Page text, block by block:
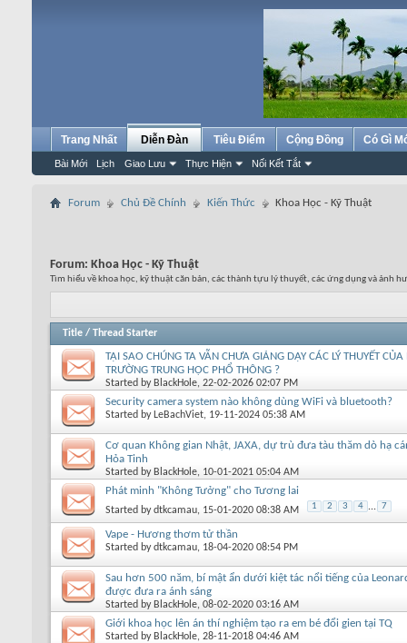
Trang Nhất Diễn Đàn
Bài Mới Lịch Giao Lưu Thực Hiện Nối Kết Tắt
Tiêu Điểm Cộng Đồng Có Gì
Forum Chủ Đề Chính Kiến Thức Khoa Học - Kỹ Thuật
Forum: Khoa Học - Kỹ Thuật
Tìm hiểu về khoa học, kỹ thuật căn bản, các thành tựu lý thuyết, các ứng dụng và ảnh
Title / Thread Starter
TẠI SAO CHÚNG TA VẪN CHƯA GIẢNG DẠY CÁC LÝ THUYẾT CỦA
TRƯỜNG TRUNG HỌC PHỔ THÔNG ?
Started by BlackHole, 22-02-2026 02:07 PM
Security camera system nào không dùng WiFi và bluetooth?
Started by LeBachViet, 19-11-2024 05:38 AM
Cơ quan Không gian Nhật, JAXA, dự trù đưa tàu thăm dò hạ
Hỏa Tinh
Started by BlackHole, 10-01-2021 05:04 AM
Phát minh "Không Tưởng" cho Tương lai
Started bydtkcamau, 15-01-2020 08:38 AM 1 2 3 4 ... 7
Vape - Hương thơm tử thần
Started bydtkcamau, 18-04-2020 08:54 PM
Sau hơn 500 năm, bí mật ẩn dưới kiệt tác nổi tiếng của
được đưa ra ánh sáng
Started by BlackHole, 08-02-2020 03:16 AM
Giới khoa học lên án thí nghiệm tạo ra em bé đổi gien tại TQ
Started by BlackHole, 28-11-2018 04:46 AM